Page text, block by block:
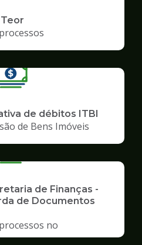
de débitos ITBI
de Bens Imóveis
de Finanças -
de Documentos
no